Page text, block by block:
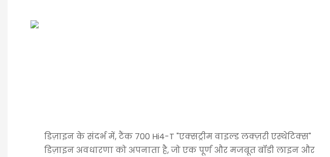
डिज़ाइन के संदर्भ में, टैंक 700 Hi4-T "एक्सट्रीम वाइल्ड लक्ज़री एस्थेटिक्स"
डिज़ाइन अवधारणा को अपनाता है, जो एक पूर्ण और मजबूत बॉडी लाइन और